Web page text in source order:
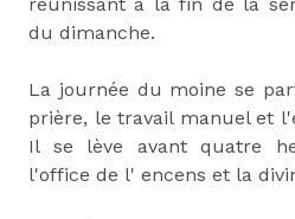
réunissant à la fin de la
du dimanche.
La journée du moine se
prière, le travail manuel et
Il se lève avant quatre
l'office de l' encens et la